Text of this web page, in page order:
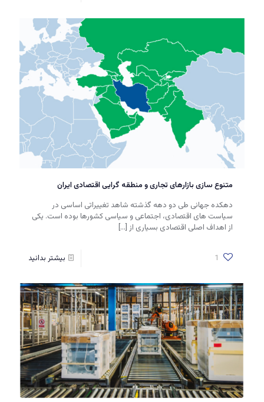
متنوع سازی بازارهای تجاری و منطقه گرایی اقتصادی ایران
دهکده جهانی طی دو دهه گذشته شاهد تغییراتی اساسی در
سیاست های اقتصادی، اجتماعی و سیاسی کشورها بوده است. یکی
از اهداف اصلی اقتصادی بسیاری از […]
1 بیشتر بدانید